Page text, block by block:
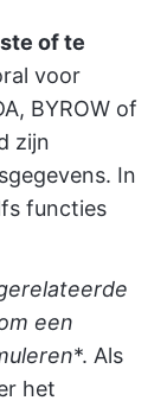
of te
voor
BYROW of
zijn
In
functies
een
*. Als
het